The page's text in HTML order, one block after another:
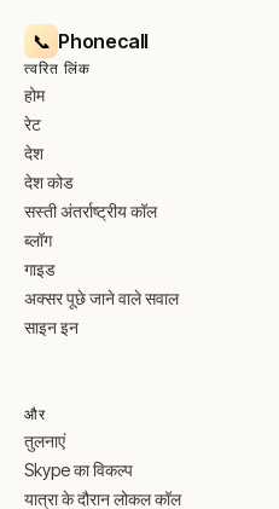
📞 Phonecall
त्वरित लिंक
होम
रेट
देश
देश कोड
सस्ती अंतर्राष्ट्रीय कॉल
ब्लॉग
गाइड
अक्सर पूछे जाने वाले सवाल
साइन इन
और
तुलनाएं
Skype का विकल्प
यात्रा के दौरान लोकल कॉल